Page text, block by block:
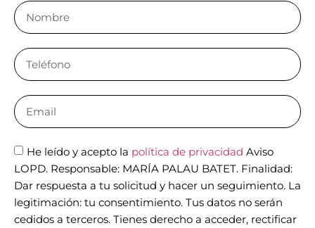
He leído y acepto la política de privacidad Aviso
LOPD. Responsable: MARÍA PALAU BATET. Finalidad:
Dar respuesta a tu solicitud y hacer un seguimiento. La
legitimación: tu consentimiento. Tus datos no serán
cedidos a terceros. Tienes derecho a acceder, rectificar